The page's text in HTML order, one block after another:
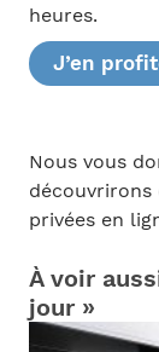
heures.
J’en
Nous vous
découvrirons
privées en
À voir
jour »